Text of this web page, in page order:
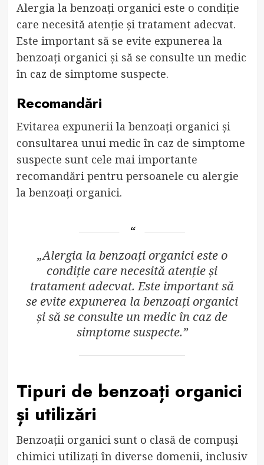
Alergia la benzoați organici este o condiție
care necesită atenție și tratament adecvat.
Este important să se evite expunerea la
benzoați organici și să se consulte un medic
în caz de simptome suspecte.
Recomandări
Evitarea expunerii la benzoați organici și
consultarea unui medic în caz de simptome
suspecte sunt cele mai importante
recomandări pentru persoanele cu alergie
la benzoați organici.
„Alergia la benzoați organici este o
condiție care necesită atenție și
tratament adecvat. Este important să
se evite expunerea la benzoați organici
și să se consulte un medic în caz de
simptome suspecte.”
Tipuri de benzoați organici
și utilizări
Benzoații organici sunt o clasă de compuși
chimici utilizați în diverse domenii, inclusiv